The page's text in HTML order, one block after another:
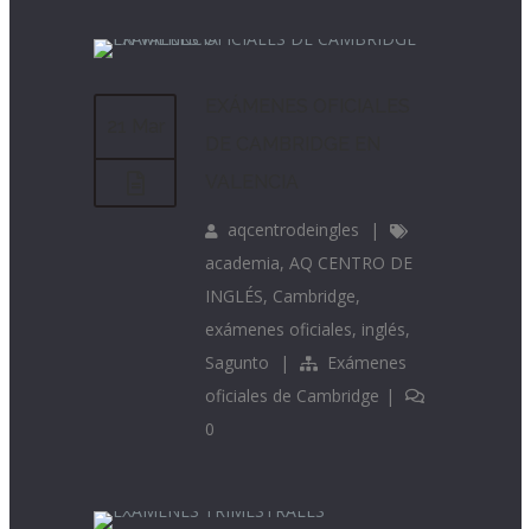
aqcentrodeingles
|
academia, AQ CENTRO DE
INGLÉS, Cambridge,
exámenes oficiales, inglés,
Sagunto
|
Exámenes
oficiales de Cambridge |
0